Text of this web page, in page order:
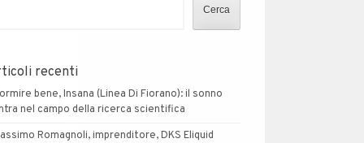
Cerca
recenti
bene, Insana (Linea Di Fiorano): il sonno
nel campo della ricerca scientifica
Romagnoli, imprenditore, DKS Eliquid